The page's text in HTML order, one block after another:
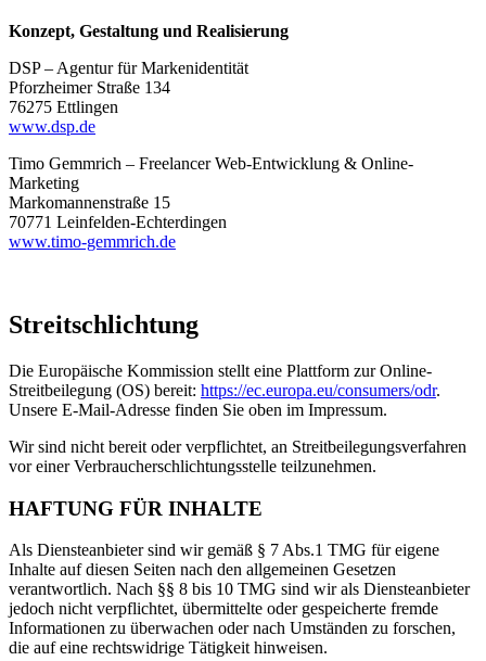
Konzept, Gestaltung und Realisierung
DSP – Agentur für Markenidentität
Pforzheimer Straße 134
76275 Ettlingen
www.dsp.de
Timo Gemmrich – Freelancer Web-Entwicklung & Online-
Marketing
Markomannenstraße 15
70771 Leinfelden-Echterdingen
www.timo-gemmrich.de
Streitschlichtung
Die Europäische Kommission stellt eine Plattform zur Online-
Streitbeilegung (OS) bereit: https://ec.europa.eu/consumers/odr.
Unsere E-Mail-Adresse finden Sie oben im Impressum.
Wir sind nicht bereit oder verpflichtet, an Streitbeilegungsverfahren
vor einer Verbraucherschlichtungsstelle teilzunehmen.
HAFTUNG FÜR INHALTE
Als Diensteanbieter sind wir gemäß § 7 Abs.1 TMG für eigene
Inhalte auf diesen Seiten nach den allgemeinen Gesetzen
verantwortlich. Nach §§ 8 bis 10 TMG sind wir als Diensteanbieter
jedoch nicht verpflichtet, übermittelte oder gespeicherte fremde
Informationen zu überwachen oder nach Umständen zu forschen,
die auf eine rechtswidrige Tätigkeit hinweisen.